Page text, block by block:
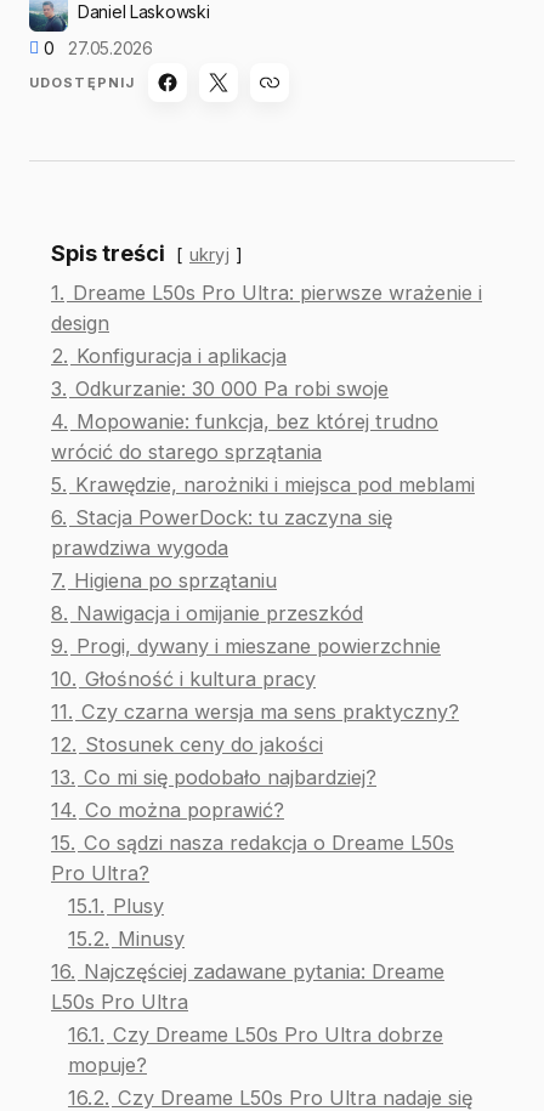
Daniel Laskowski
0
27.05.2026
UDOSTĘPNIJ
Spis treści ukryj
1. Dreame L50s Pro Ultra: pierwsze wrażenie i
design
2. Konfiguracja i aplikacja
3. Odkurzanie: 30 000 Pa robi swoje
4. Mopowanie: funkcja, bez której trudno
wrócić do starego sprzątania
5. Krawędzie, narożniki i miejsca pod meblami
6. Stacja PowerDock: tu zaczyna się
prawdziwa wygoda
7. Higiena po sprzątaniu
8. Nawigacja i omijanie przeszkód
9. Progi, dywany i mieszane powierzchnie
10. Głośność i kultura pracy
11. Czy czarna wersja ma sens praktyczny?
12. Stosunek ceny do jakości
13. Co mi się podobało najbardziej?
14. Co można poprawić?
15. Co sądzi nasza redakcja o Dreame L50s
Pro Ultra?
15.1. Plusy
15.2. Minusy
16. Najczęściej zadawane pytania: Dreame
L50s Pro Ultra
16.1. Czy Dreame L50s Pro Ultra dobrze
mopuje?
16.2. Czy Dreame L50s Pro Ultra nadaje się